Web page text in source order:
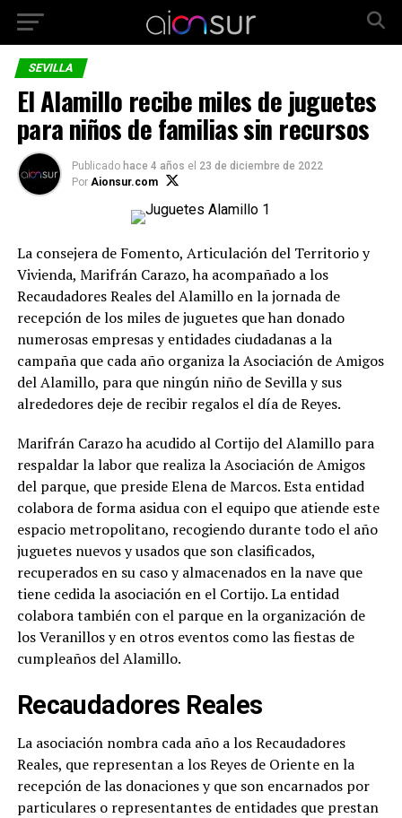
SEVILLA
El Alamillo recibe miles de juguetes
para niños de familias sin recursos
Publicado hace 4 años el 23 de diciembre de 2022
Por Aionsur.com
La consejera de Fomento, Articulación del Territorio y
Vivienda, Marifrán Carazo, ha acompañado a los
Recaudadores Reales del Alamillo en la jornada de
recepción de los miles de juguetes que han donado
numerosas empresas y entidades ciudadanas a la
campaña que cada año organiza la Asociación de Amigos
del Alamillo, para que ningún niño de Sevilla y sus
alrededores deje de recibir regalos el día de Reyes.
Marifrán Carazo ha acudido al Cortijo del Alamillo para
respaldar la labor que realiza la Asociación de Amigos
del parque, que preside Elena de Marcos. Esta entidad
colabora de forma asidua con el equipo que atiende este
espacio metropolitano, recogiendo durante todo el año
juguetes nuevos y usados que son clasificados,
recuperados en su caso y almacenados en la nave que
tiene cedida la asociación en el Cortijo. La entidad
colabora también con el parque en la organización de
los Veranillos y en otros eventos como las fiestas de
cumpleaños del Alamillo.
Recaudadores Reales
La asociación nombra cada año a los Recaudadores
Reales, que representan a los Reyes de Oriente en la
recepción de las donaciones y que son encarnados por
particulares o representantes de entidades que prestan